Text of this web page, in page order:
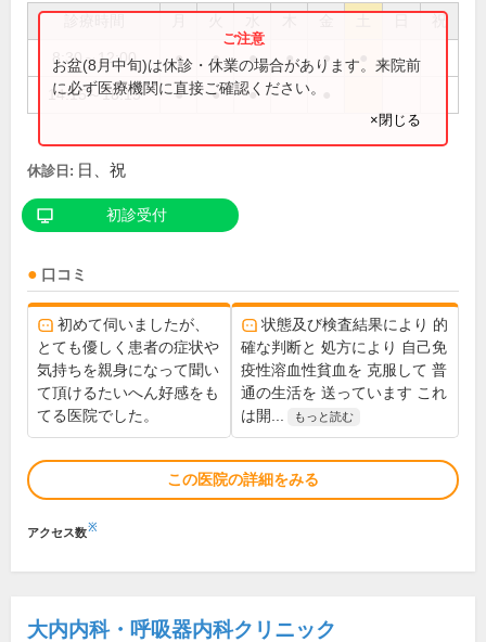
祝
8:30～12:00 ● ● ● ● ●
14:15～18:15 ● ● ●
お盆(8月中旬)は休診・休業の場合があります。来院前
に必ず医療機関に直接ご確認ください。
×閉じる
休診日: 日、祝
初診受付
口コミ
初めて伺いましたが、
とても優しく患者の症状や
気持ちを親身になって聞い
て頂けるたいへん好感をも
てる医院でした。
状態及び検査結果により 的
確な判断と 処方により 自己免
疫性溶血性貧血を 克服して 普
通の生活を 送っています これ
は開...
もっと読む
この医院の詳細をみる
アクセス数※
大内内科・呼吸器内科クリニック